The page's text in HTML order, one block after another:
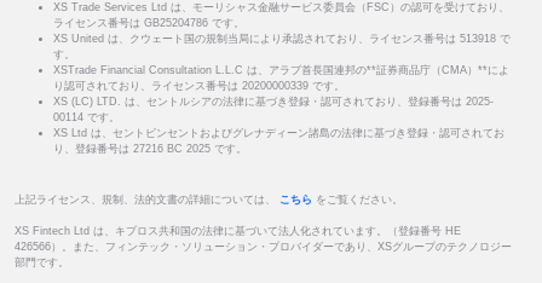
XS Trade Services Ltd は、モーリシャス金融サービス委員会（FSC）の認可を受けており、
ライセンス番号は GB25204786 です。
XS United は、クウェート国の規制当局により承認されており、ライセンス番号は 513918 で
す。
XSTrade Financial Consultation L.L.C は、アラブ首長国連邦の**証券商品庁（CMA）**によ
り認可されており、ライセンス番号は 20200000339 です。
XS (LC) LTD. は、セントルシアの法律に基づき登録・認可されており、登録番号は 2025-
00114 です。
XS Ltd は、セントビンセントおよびグレナディーン諸島の法律に基づき登録・認可されてお
り、登録番号は 27216 BC 2025 です。
上記ライセンス、規制、法的文書の詳細については、 こちら をご覧ください。
XS Fintech Ltd は、キプロス共和国の法律に基づいて法人化されています。（登録番号 HE
426566）。また、フィンテック・ソリューション・プロバイダーであり、XSグループのテクノロジー
部門です。